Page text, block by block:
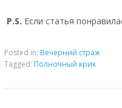
P.S. Если статья
Posted in: Вечерний страж
Tagged: Полночный крик